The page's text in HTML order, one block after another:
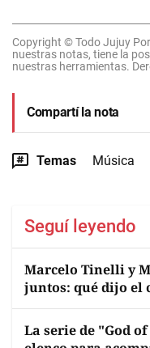
Copyright © Todo Jujuy
nuestras notas, tiene la
nuestras herramientas.
Compartí la nota
Temas Música
Seguí leyendo
Marcelo Tinelli y
juntos: qué dijo el
La serie de "God